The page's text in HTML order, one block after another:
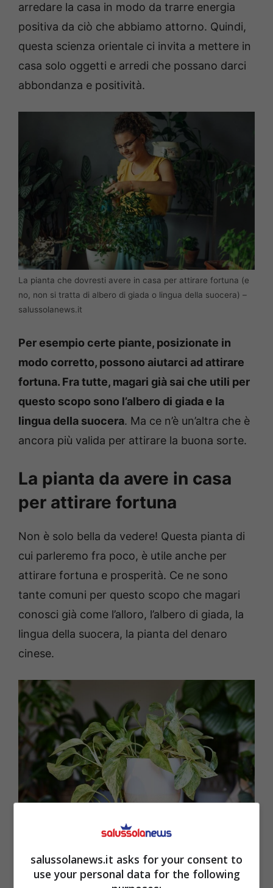
arredare la casa in modo da trarre energia
positiva da ciò che abbiamo attorno. Quindi,
questa scienza orientale ci invita a mettere in
casa solo oggetti e arredi che possano darci
abbondanza e positività.
La pianta che dovresti avere in casa per attirare fortuna (e
no, non si tratta di albero di giada o lingua della suocera) –
salussolanews.it
Per esempio certe piante, posizionate in
modo corretto, possono aiutarci ad attirare
fortuna. Fra tutte, magari già sai che utili per
questo scopo sono l’albero di giada e la
lingua della suocera. Ma ce n’è un’altra che è
ancora più valida per attirare la buona sorte.
La pianta da avere in casa
per attirare fortuna
Non è solo bella da vedere! Questa pianta di
cui parleremo fra poco, è utile anche per
attirare fortuna e prosperità. Ce ne sono
tante comuni per questo scopo che magari
conosci già come l’alloro, l’albero di giada, la
lingua della suocera, la pianta del denaro
cinese.
salussolanews.it
salussolanews.it asks for your consent to
use your personal data for the following